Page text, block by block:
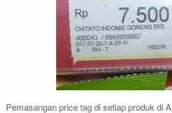
Pemasangan price tag di setiap produk di